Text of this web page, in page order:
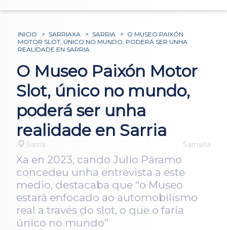
INICIO > SARRIAXA > SARRIA > O MUSEO PAIXÓN
MOTOR SLOT, ÚNICO NO MUNDO, PODERÁ SER UNHA
REALIDADE EN SARRIA
O Museo Paixón Motor
Slot, único no mundo,
poderá ser unha
realidade en Sarria
Sarria SarriaXa
Xa en 2023, cando Julio Páramo
concedeu unha entrevista a este
medio, destacaba que “o Museo
estará enfocado ao automobilismo
real a través do slot, o que o faría
único no mundo”